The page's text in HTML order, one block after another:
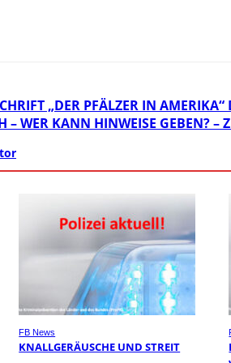
„DER PFÄLZER IN
– WER KANN HINWEISE GEBEN? –
FB News
KNALLGERÄUSCHE UND STREIT